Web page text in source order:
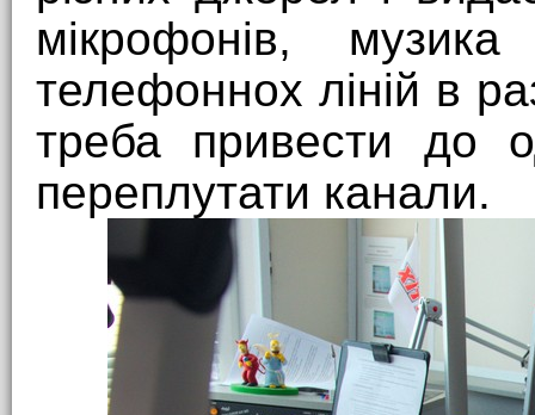
мікрофонів,
телефоннох ліній в
треба привести до
переплутати канали.